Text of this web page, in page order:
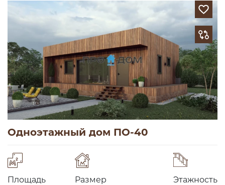
Одноэтажный дом ПО-40
Площадь Размер Этажность